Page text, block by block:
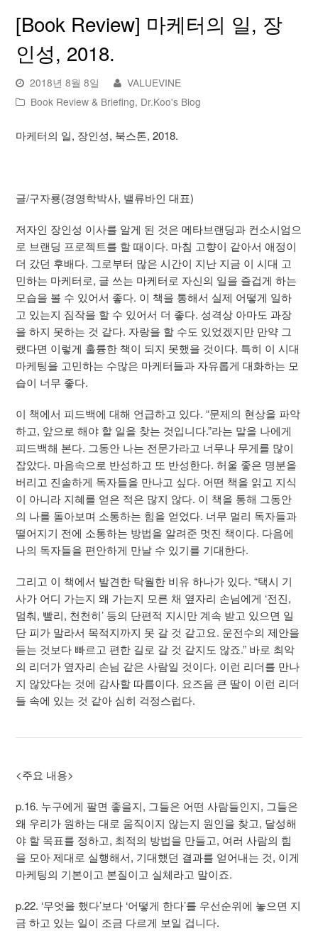
[Book Review] 마케터의 일, 장
인성, 2018.
2018년 8월 8일
VALUEVINE
Book Review & Briefing, Dr.Koo's Blog
마케터의 일, 장인성, 북스톤, 2018.
글/구자룡(경영학박사, 밸류바인 대표)
저자인 장인성 이사를 알게 된 것은 메타브랜딩과 컨소시엄으
로 브랜딩 프로젝트를 할 때이다. 마침 고향이 같아서 애정이
더 갔던 후배다. 그로부터 많은 시간이 지난 지금 이 시대 고
민하는 마케터로, 글 쓰는 마케터로 자신의 일을 즐겁게 하는
모습을 볼 수 있어서 좋다. 이 책을 통해서 실제 어떻게 일하
고 있는지 짐작을 할 수 있어서 더 좋다. 성격상 아마도 과장
을 하지 못하는 것 같다. 자랑을 할 수도 있었겠지만 만약 그
랬다면 이렇게 훌륭한 책이 되지 못했을 것이다. 특히 이 시대
마케팅을 고민하는 수많은 마케터들과 자유롭게 대화하는 모
습이 너무 좋다.
이 책에서 피드백에 대해 언급하고 있다. “문제의 현상을 파악
하고, 앞으로 해야 할 일을 찾는 것입니다.”라는 말을 나에게
피드백해 본다. 그동안 나는 전문가라고 너무나 무게를 많이
잡았다. 마음속으로 반성하고 또 반성한다. 허울 좋은 명분을
버리고 진솔하게 독자들을 만나고 싶다. 어떤 책을 읽고 지식
이 아니라 지혜를 얻은 적은 많지 않다. 이 책을 통해 그동안
의 나를 돌아보며 소통하는 힘을 얻었다. 너무 멀리 독자들과
떨어지기 전에 소통하는 방법을 알려준 멋진 책이다. 다음에
나의 독자들을 편안하게 만날 수 있기를 기대한다.
그리고 이 책에서 발견한 탁월한 비유 하나가 있다. “택시 기
사가 어디 가는지 왜 가는지 모른 채 옆자리 손님에게 ‘전진,
멈춰, 빨리, 천천히’ 등의 단편적 지시만 계속 받고 있으면 일
단 피가 말라서 목적지까지 못 갈 것 같고요. 운전수의 제안을
듣는 것보다 빠르고 편한 길로 갈 것 같지도 않죠.” 바로 최악
의 리더가 옆자리 손님 같은 사람일 것이다. 이런 리더를 만나
지 않았다는 것에 감사할 따름이다. 요즈음 큰 딸이 이런 리더
들 속에 있는 것 같아 심히 걱정스럽다.
<주요 내용>
p.16. 누구에게 팔면 좋을지, 그들은 어떤 사람들인지, 그들은
왜 우리가 원하는 대로 움직이지 않는지 원인을 찾고, 달성해
야 할 목표를 정하고, 최적의 방법을 만들고, 여러 사람의 힘
을 모아 제대로 실행해서, 기대했던 결과를 얻어내는 것, 이게
마케팅의 기본이고 본질이고 실체라고 말이죠.
p.22. ‘무엇을 했다’보다 ‘어떻게 한다’를 우선순위에 놓으면 지
금 하고 있는 일이 조금 다르게 보일 겁니다.